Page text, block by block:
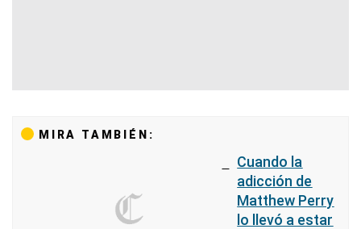
MIRA TAMBIÉN:
Cuando la
adicción de
Matthew Perry
lo llevó a estar